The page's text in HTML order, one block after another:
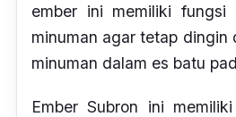
ember ini memiliki fungsi
minuman agar tetap dingin
minuman dalam es batu
Ember Subron ini